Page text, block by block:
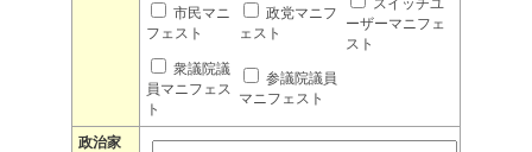
市民マニ
フェスト
政党マニフ
ェスト
スイッチユ
ーザーマニフェ
スト
衆議院議
員マニフェス
ト
参議院議員
マニフェスト
政治家